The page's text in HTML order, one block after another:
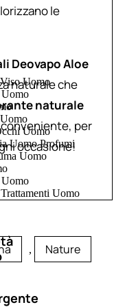
Uomo
Uomo
Uomo Profumi
Uomo
Uomo
le
Deovapo Aloe
naturale che
naturale
per
occasione!
, Nature